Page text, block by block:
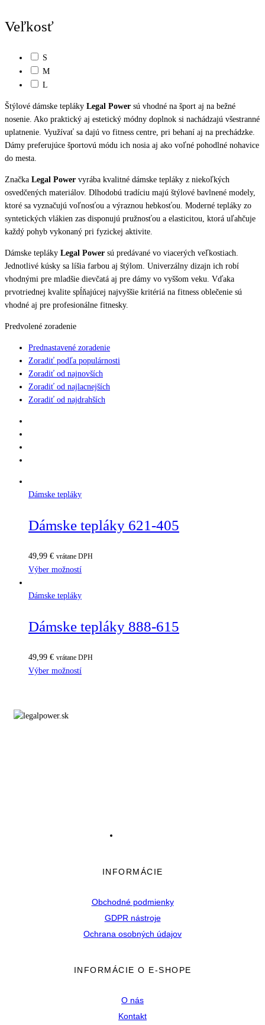
Veľkosť
S
M
L
Štýlové dámske tepláky Legal Power sú vhodné na šport aj na bežné
nosenie. Ako praktický aj estetický módny doplnok si nachádzajú všestranné
uplatnenie. Využívať sa dajú vo fitness centre, pri behaní aj na prechádzke.
Dámy preferujúce športovú módu ich nosia aj ako voľné pohodlné nohavice
do mesta.
Značka Legal Power vyrába kvalitné dámske tepláky z niekoľkých
osvedčených materiálov. Dlhodobú tradíciu majú štýlové bavlnené modely,
ktoré sa vyznačujú voľnosťou a výraznou hebkosťou. Moderné tepláky zo
syntetických vlákien zas disponujú pružnosťou a elasticitou, ktorá uľahčuje
každý pohyb vykonaný pri fyzickej aktivite.
Dámske tepláky Legal Power sú predávané vo viacerých veľkostiach.
Jednotlivé kúsky sa líšia farbou aj štýlom. Univerzálny dizajn ich robí
vhodnými pre mladšie dievčatá aj pre dámy vo vyššom veku. Vďaka
prvotriednej kvalite spĺňajúcej najvyššie kritériá na fitness oblečenie sú
vhodné aj pre profesionálne fitnesky.
Predvolené zoradenie
Prednastavené zoradenie
Zoradiť podľa populárnosti
Zoradiť od najnovších
Zoradiť od najlacnejších
Zoradiť od najdrahších
Dámske tepláky
Dámske tepláky 621-405
49,99 € vrátane DPH
Výber možností
Dámske tepláky
Dámske tepláky 888-615
49,99 € vrátane DPH
Výber možností
INFORMÁCIE
Obchodné podmienky
GDPR nástroje
Ochrana osobných údajov
INFORMÁCIE O E-SHOPE
O nás
Kontakt